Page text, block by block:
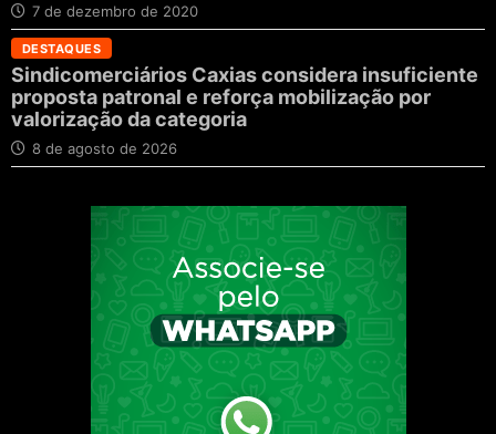
7 de dezembro de 2020
DESTAQUES
Sindicomerciários Caxias considera insuficiente
proposta patronal e reforça mobilização por
valorização da categoria
8 de agosto de 2026